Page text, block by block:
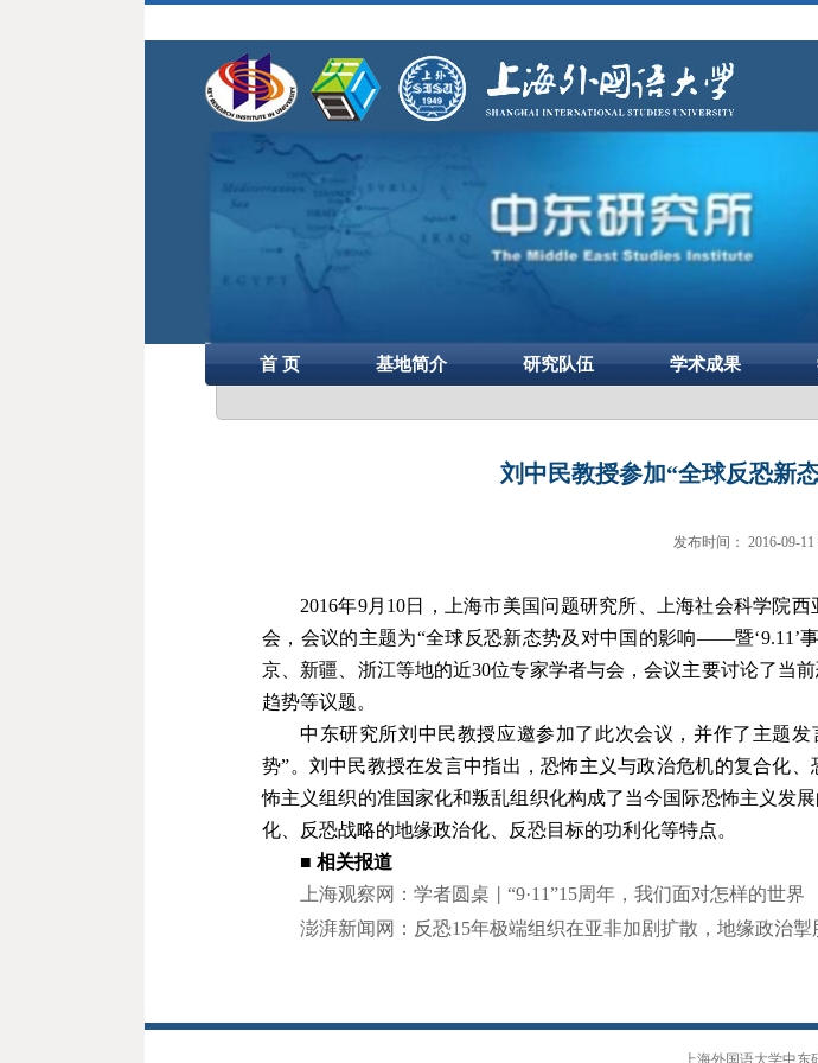
首 页 基地简介 研究队伍 学术成果
刘中民教授参加“全球反恐新
发布时间： 2016-09-11
2016年9月 10日，上海市美国问题研究所、上海社会科学院
会，会议的主题为“全球反恐新态势及对中国的影响——暨‘9.11 ’
京、新疆、浙江等地的近30位专家学者与会，会议主要讨论了当
趋势等议题。
中东研究所刘中民教授应邀参加了此次会议，并作了主题
势”。刘中民教授在发言中指出，恐怖主义与政治危机的复合化
怖主义组织的准国家化和叛乱组织化构成了当今国际恐怖主义发
化、反恐战略的地缘政治化、反恐目标的功利化等特点。
■ 相关报道
上海观察网：学者圆桌
“9·11”15周年，我们面对怎样的世界
澎湃新闻网：反恐15年极端组织在亚非加剧扩散，地缘政治掣
上海外国语大学中